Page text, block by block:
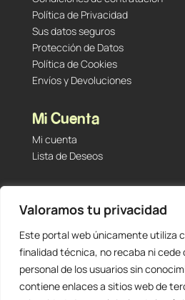
Valoramos tu privacidad
Este portal web únicamente utiliza
finalidad técnica, no recaba ni
personal de los usuarios sin
contiene enlaces a sitios web de
Política de Privacidad
Sus datos seguros
Protección de Datos
Política de Cookies
Envíos y Devoluciones
Mi Cuenta
Mi cuenta
Lista de Deseos
Tu Tienda de Segunda Mano,
28027 – España)
912 60 05 55 |+34 601 23 09 14